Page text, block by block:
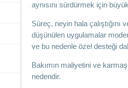
aynısını sürdürmek için
Süreç, neyin hala
düşünülen uygulamalar
ve bu nedenle özel desteği
Bakımın maliyetini ve
nedendir.